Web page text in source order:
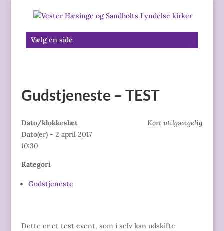
Vælg en side
Gudstjeneste – TEST
Kort utilgængelig
Dato/klokkeslæt
Dato(er) - 2 april 2017
10:30
Kategori
Gudstjeneste
Dette er et test event, som i selv kan udskifte